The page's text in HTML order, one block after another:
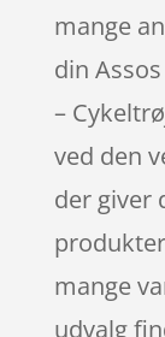
mange
din
–
ved den
der giver
mange
udvalg